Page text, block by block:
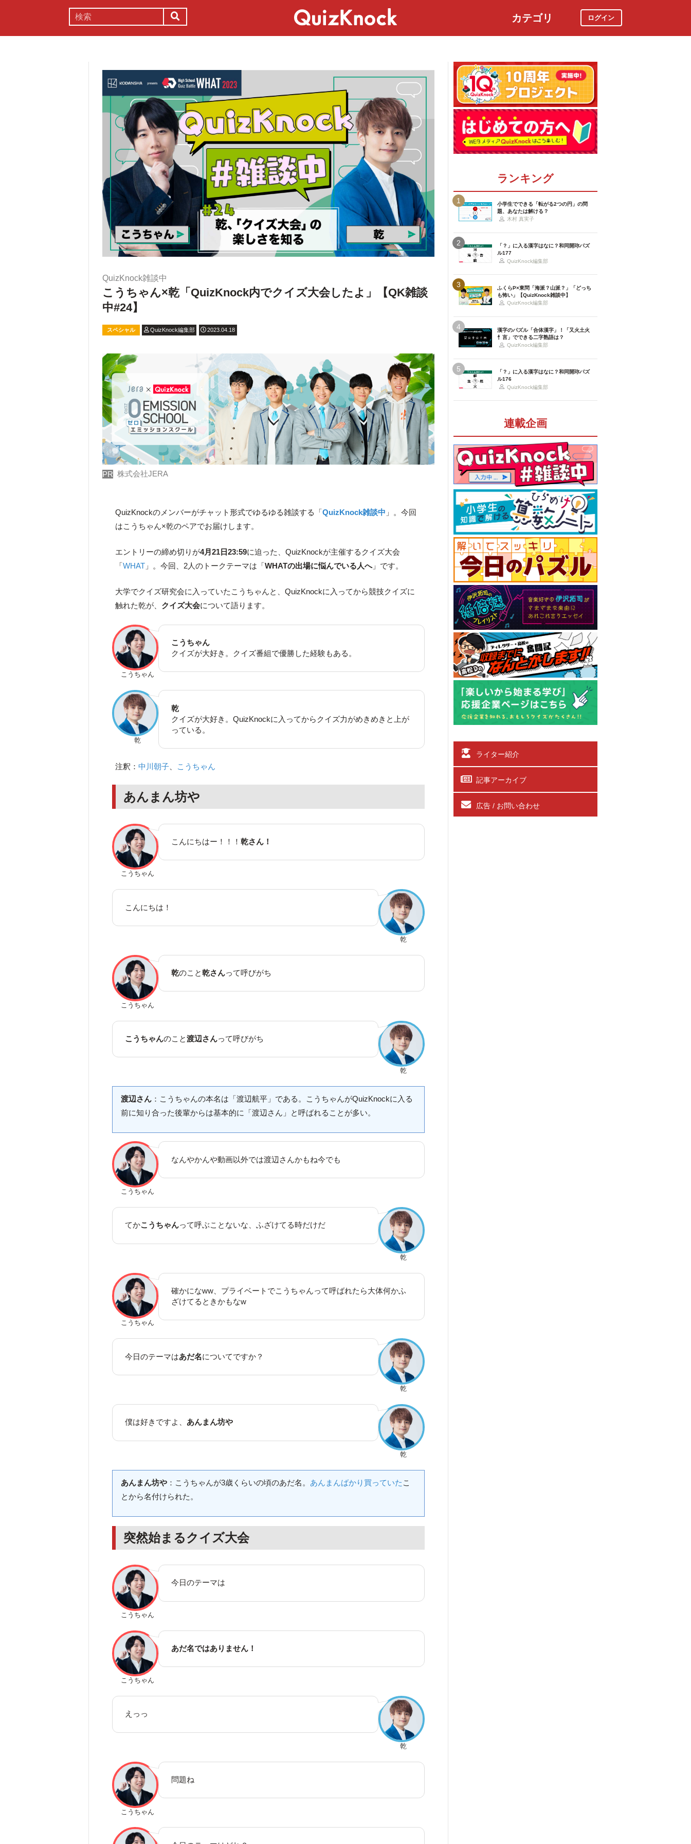
カテゴリ ログイン
QuizKnock雑談中
こうちゃん×乾「QuizKnock内でクイズ大会したよ」【QK雑談
中#24】
スペシャル QuizKnock編集部 2023.04.18
PR 株式会社JERA
QuizKnockのメンバーがチャット形式でゆるゆる雑談する「QuizKnock雑談中 」。今回
はこうちゃん×乾のペアでお届けします。
エントリーの締め切りが4月21日23:59に迫った、QuizKnockが主催するクイズ大会
「WHAT 」。今回、2人のトークテーマは「WHATの出場に悩んでいる人へ」です。
大学でクイズ研究会に入っていたこうちゃんと、QuizKnockに入ってから競技クイズに
触れた乾が、 クイズ大会について語ります。
こうちゃん
こうちゃん
クイズが大好き。クイズ番組で優勝した経験もある。
乾
乾
クイズが大好き。QuizKnockに入ってからクイズ力がめきめきと上が
っている。
注釈：中川朝子 こうちゃん
あんまん坊や
こうちゃん
こんにちはー！！！乾さん！
乾
こんにちは！
こうちゃん
乾のこと乾さんって呼びがち
乾
こうちゃんのこと渡辺さんって呼びがち
渡辺さん ：こうちゃんの本名は「渡辺航平」である。こうちゃんがQuizKnockに入る
前に知り合った後輩からは基本的に「渡辺さん」と呼ばれることが多い。
こうちゃん
なんやかんや動画以外では渡辺さんかもね今でも
乾
てかこうちゃんって呼ぶことないな、ふざけてる時だけだ
こうちゃん
確かになww、プライベートでこうちゃんって呼ばれたら大体何かふ
ざけてるときかもなw
乾
今日のテーマはあだ名についてですか？
乾
僕は好きですよ、 あんまん坊や
あんまん坊や ：こうちゃんが3歳くらいの頃のあだ名。 あんまんばかり買っていた こ
とから名付けられた。
突然始まるクイズ大会
こうちゃん
今日のテーマは
こうちゃん
あだ名ではありません！
乾
えっっ
こうちゃん
問題ね
ランキング
1
小学生でできる「転がる2つの円」の問
題、あなたは解ける？
木村 真実子
2
「？」に入る漢字はなに？和同開珎パズ
ル177
QuizKnock編集部
3
ふくらP×東問「海派？山派？」「どっち
も怖い」【QuizKnock雑談中】
QuizKnock編集部
4
漢字のパズル「合体漢字」！「又火土火
忄言」でできる二字熟語は？
QuizKnock編集部
5
「？」に入る漢字はなに？和同開珎パズ
ル176
QuizKnock編集部
連載企画
ライター紹介
記事アーカイブ
広告 / お問い合わせ